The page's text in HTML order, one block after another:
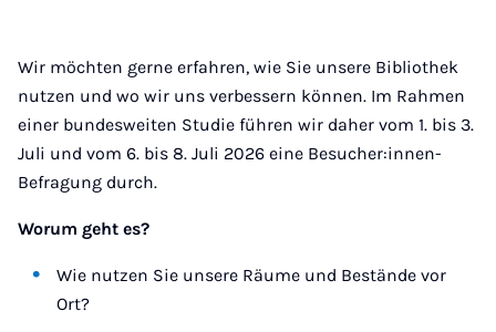
Wir möchten gerne erfahren, wie Sie unsere Bibliothek
nutzen und wo wir uns verbessern können. Im Rahmen
einer bundesweiten Studie führen wir daher vom 1. bis 3.
Juli und vom 6. bis 8. Juli 2026 eine Besucher:innen-
Befragung durch.
Worum geht es?
Wie nutzen Sie unsere Räume und Bestände vor
Ort?